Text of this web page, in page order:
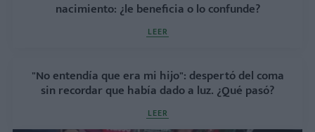
nacimiento: ¿le beneficia o lo confunde?
LEER
"No entendía que era mi hijo": despertó del coma
sin recordar que había dado a luz. ¿Qué pasó?
LEER